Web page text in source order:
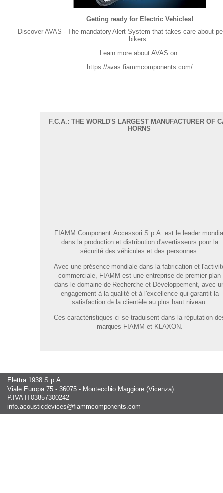
Getting ready for Electric Vehicles!
Discover AVAS - The mandatory Alert System that takes care about
bikers.
Learn more about AVAS on:
https://avas.fiammcomponents.com/
F.C.A.: THE WORLD'S LARGEST MANUFACTURER OF
HORNS
FIAMM Componenti Accessori S.p.A. est le leader
dans la production et distribution d'avertisseurs pour la
sécurité des véhicules et des personnes.
Avec une présence mondiale dans la fabrication et
commerciale, FIAMM est une entreprise de premier plan
dans le domaine de Recherche et Développement, avec
engagement à la qualité et à l'excellence qui garantit la
satisfaction de la clientèle au plus haut niveau.
Ces caractéristiques-ci se traduisent dans la réputation
marques FIAMM et KLAXON.
Elettra 1938 S.p.A
Viale Europa 75 - 36075 - Montecchio Maggiore (Vicenza)
P.IVA IT03857300242
info.acousticdevices@fiammcomponents.com